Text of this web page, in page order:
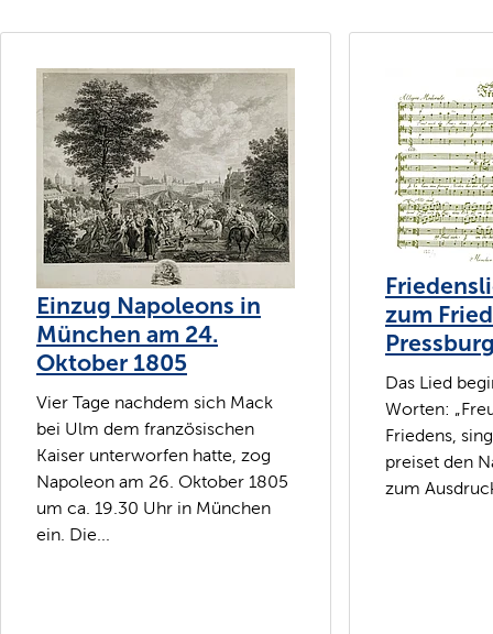
Einzug Napoleons in
München am 24.
Oktober 1805
Vier Tage nachdem sich Mack
bei Ulm dem französischen
Kaiser unterworfen hatte, zog
Napoleon am 26. Oktober 1805
um ca. 19.30 Uhr in München
ein. Die...
zum
Das Lied
Worten:
Friedens,
preiset den
zum